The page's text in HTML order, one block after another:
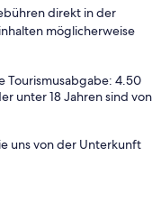
direkt in der
möglicherweise
Tourismusabgabe: 4.50
unter 18 Jahren sind von
uns von der Unterkunft